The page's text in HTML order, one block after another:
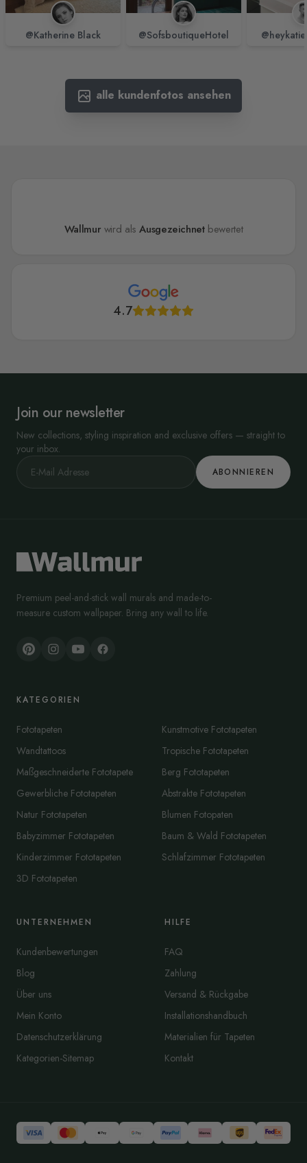
@Katherine Black @SofsboutiqueHotel
alle kundenfotos ansehen
Wallmur wird alsAusgezeichnetbewertet
4.7
Join our newsletter
New collections, styling inspiration and exclusive offers — straight to
your inbox.
ABONNIEREN
Premium peel-and-stick wall murals and made-to-
measure custom wallpaper. Bring any wall to life.
KATEGORIEN
Fototapeten
Wandtattoos
Maßgeschneiderte Fototapete
Gewerbliche Fototapeten
Natur Fototapeten
Babyzimmer Fototapeten
Kinderzimmer Fototapeten
3D Fototapeten
Kunstmotive Fototapeten
Tropische Fototapeten
Berg Fototapeten
Abstrakte Fototapeten
Blumen Fotopaten
Baum & Wald Fototapeten
Schlafzimmer Fototapeten
UNTERNEHMEN
Kundenbewertungen
Blog
Über uns
Mein Konto
Datenschutzerklärung
Kategorien-Sitemap
HILFE
FAQ
Zahlung
Versand & Rückgabe
Installationshandbuch
Materialien für Tapeten
Kontakt